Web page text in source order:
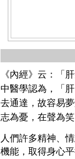
《內經》云：「
中醫學認為，「
去通達，故容易
志為憂，在聲為
人們許多精神、
機能，取得身心